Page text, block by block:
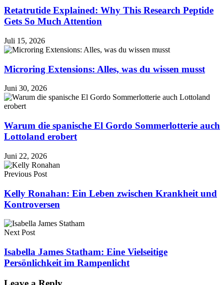
Retatrutide Explained: Why This Research Peptide
Gets So Much Attention
Juli 15, 2026
Microring Extensions: Alles, was du wissen musst
Juni 30, 2026
Warum die spanische El Gordo Sommerlotterie auch
Lottoland erobert
Juni 22, 2026
Previous Post
Kelly Ronahan: Ein Leben zwischen Krankheit und
Kontroversen
Next Post
Isabella James Statham: Eine Vielseitige
Persönlichkeit im Rampenlicht